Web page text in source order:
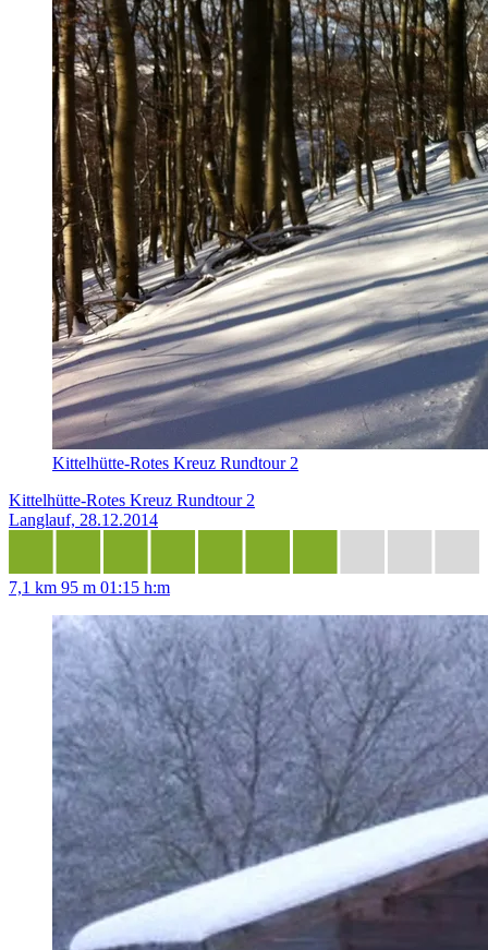
Kittelhütte-Rotes Kreuz Rundtour 2
Kittelhütte-Rotes Kreuz Rundtour 2
Langlauf, 28.12.2014
7,1 km 95 m 01:15 h:m